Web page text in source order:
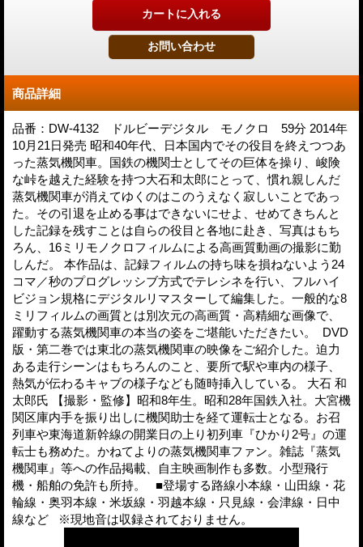
商品詳細
品番：DW-4132 ドルビーデジタル モノクロ 59分 2014年
10月21日発売 昭和40年代、日本国内でその役目を終えつつあ
った蒸気機関車。国鉄の機関士としてその巨体を操り、峻険
な峠を越えた経験を持つ大石和太郎にとって、慣れ親しんだ
蒸気機関車が消えてゆくのはこのうえなく寂しいことであっ
た。その引退を止める事はできないにせよ、せめてきちんと
した記録を残すことは自らの役目と各地に赴き、写真はもち
ろん、16ミリモノクロフィルムによる高画質動画の撮影に勤
しんだ。 本作品は、記録フィルムの持ち味を損ねないよう24
コマ／秒のプログレッシブ方式でテレシネを行い、フルハイ
ビジョン規格にデジタルリマスターして編集した。一般的な8
ミリフィルムの画質とは別次元の高画質・高精細な画像で、
躍動する蒸気機関車の本当の姿をご堪能いただきたい。 DVD
版・第二巻では東北の蒸気機関車の映像をご紹介した。迫力
ある走行シーンはもちろんのこと、要所で駅や車内の様子、
熱気が伝わるキャブの様子なども随時挿入している。 大石 和
太郎氏 【撮影・監修】昭和8年生。昭和28年国鉄入社。大宮機
関区庫内手を振り出しに機関助士を経て運転士となる。お召
列車や東海道新幹線の開業日の上り初列車『ひかり2号』の運
転士も務めた。かねてよりの蒸気機関車ファン。雑誌『蒸気
機関車』等への作品掲載、自主映画制作も多数。小型飛行
機・船舶の免許も所持。 ■登場する路線小本線・山田線・花
輪線・奥羽本線・米坂線・羽越本線・只見線・会津線・日中
線など ※現地音は収録されておりません。